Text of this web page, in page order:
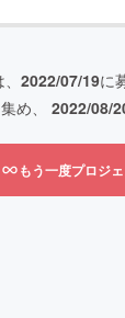
2022/07/19に
め、 2022/08/
もう一度プロジ